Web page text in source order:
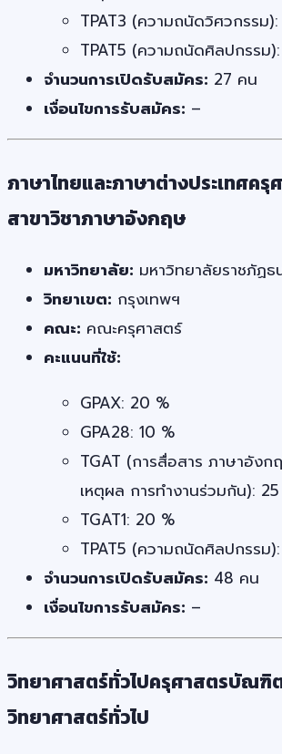
TPAT3 (ความถนัดวิศวกรรม
TPAT5 (ความถนัดศิลปกรรม
จำนวนการเปิดรับสมัคร: 27 คน
เงื่อนไขการรับสมัคร: –
ภาษาไทยและภาษาต่างประเทศค
สาขาวิชาภาษาอังกฤษ
มหาวิทยาลัย: มหาวิทยาลัยราชภัฏธ
วิทยาเขต: กรุงเทพฯ
คณะ: คณะครุศาสตร์
คะแนนที่ใช้:
GPAX: 20 %
GPA28: 10 %
TGAT (การสื่อสาร ภาษาอัง
เหตุผล การทำงานร่วมกัน):
TGAT1: 20 %
TPAT5 (ความถนัดศิลปกรรม
จำนวนการเปิดรับสมัคร: 48 คน
เงื่อนไขการรับสมัคร: –
วิทยาศาสตร์ทั่วไปครุศาสตรบัณฑิ
วิทยาศาสตร์ทั่วไป